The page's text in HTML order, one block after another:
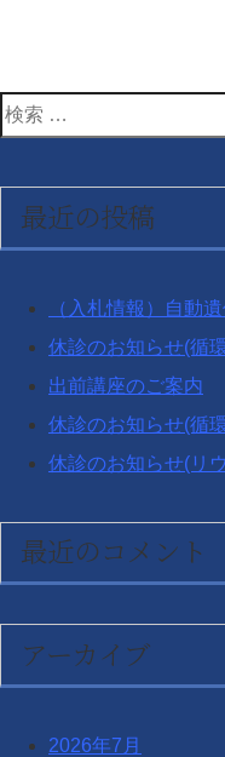
検
対
象:最近の投稿
（入札情報）自動
休診のお知らせ(循
出前講座のご案内
休診のお知らせ(循
休診のお知らせ(リ
最近のコメント
アーカイブ
2026年7月